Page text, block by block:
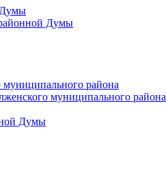
Думы
Думы
района
муниципального района
Думы